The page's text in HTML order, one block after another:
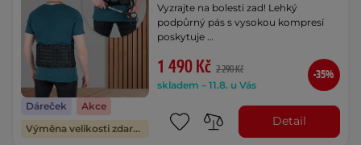
Dáreček
Akce
Výměna velikosti zdarma
Vyzrajte na bolesti zad! Lehký
podpůrný pás s vysokou kompresí
poskytuje …
1 490 Kč 2 290 Kč
skladem – 11.8. u Vás
-35%
Detail